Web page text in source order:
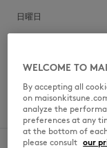
日曜日
SPOKEN LANGUAGES
日本語
WELCOME TO
By accepting all
on
analyze the
preferences at any
at the bottom of
please consult our